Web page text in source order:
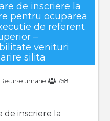
de inscriere la
pentru ocuparea
de referent
–
venituri
silita
Resurse umane 758
de inscriere la